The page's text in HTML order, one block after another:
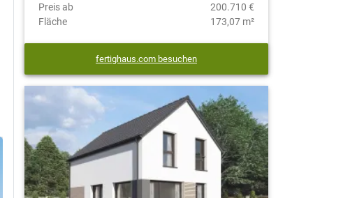
Preis ab
200.710 €
Fläche
173,07 m²
fertighaus.com besuchen